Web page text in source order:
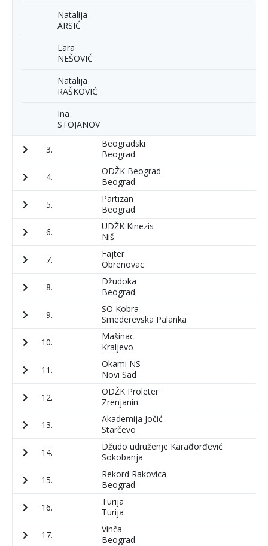
Natalija
ARSIĆ
Lara
NEŠOVIĆ
Natalija
RAŠKOVIĆ
Ina
STOJANOV
3.
Beogradski
Beograd
4.
ODŽK Beograd
Beograd
5.
Partizan
Beograd
6.
UDŽK Kinezis
Niš
7.
Fajter
Obrenovac
8.
Džudoka
Beograd
9.
SO Kobra
Smederevska Palanka
10.
Mašinac
Kraljevo
11.
Okami NS
Novi Sad
12.
ODŽK Proleter
Zrenjanin
13.
Akademija Jočić
Starčevo
14.
Džudo udruženje Karađorđević
Sokobanja
15.
Rekord Rakovica
Beograd
16.
Turija
Turija
17.
Vinča
Beograd